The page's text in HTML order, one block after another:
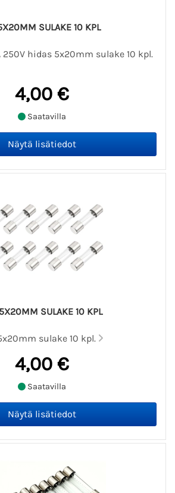
SULAKE 10 KPL
250V hidas 5x20mm sulake 10 kpl.
4,00 €
Saatavilla
SULAKE 10 KPL
sulake 10 kpl.
4,00 €
Saatavilla